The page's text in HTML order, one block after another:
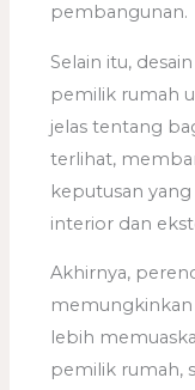
pembangunan.
Selain itu,
pemilik rumah
jelas tentang
terlihat,
keputusan
interior dan
Akhirnya,
memungkinkan
lebih
pemilik rumah,